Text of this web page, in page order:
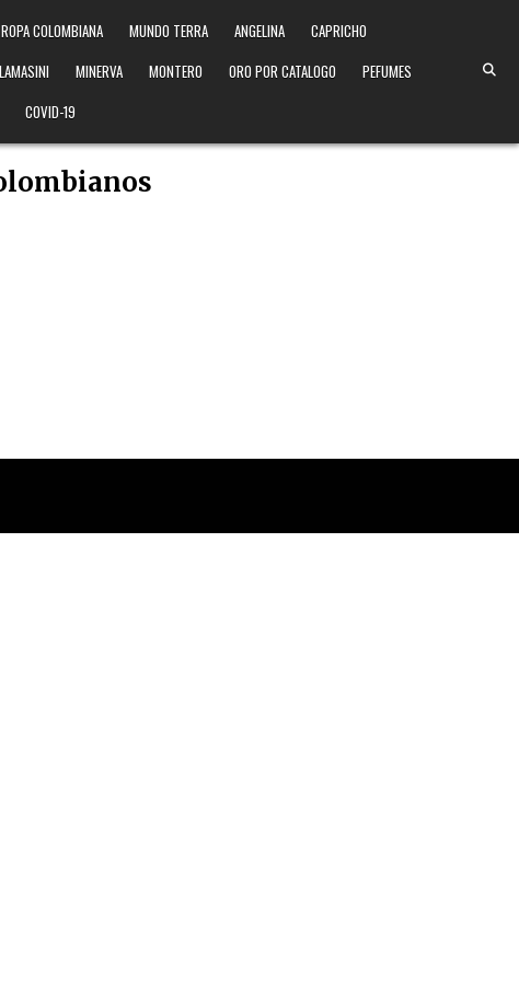
ROPA COLOMBIANA MUNDO TERRA ANGELINA
CAPRICHO
MINERVA MONTERO ORO POR CATALOGO
PEFUMES
COVID-19